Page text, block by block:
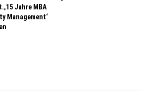
‚15 Jahre MBA
Management‘